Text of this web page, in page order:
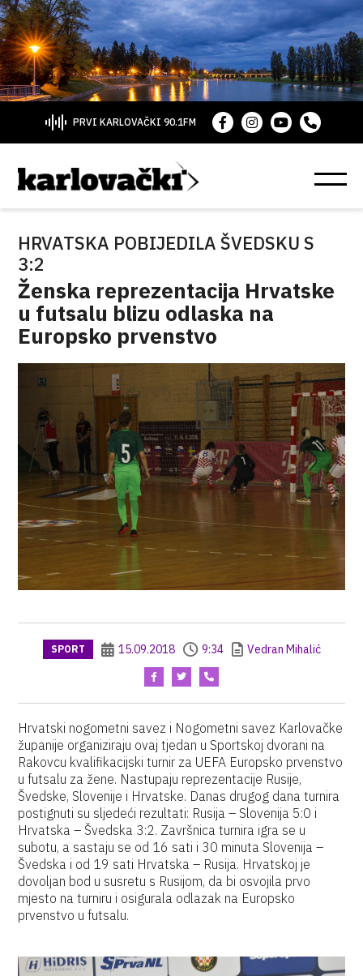
PRVI KARLOVAČKI 90.1FM
HRVATSKA POBIJEDILA ŠVEDSKU S
3:2
Ženska reprezentacija Hrvatske
u futsalu blizu odlaska na
Europsko prvenstvo
SPORT 15.09.2018 9:34 Vedran Mihalić
Hrvatski nogometni savez i Nogometni savez Karlovačke
županije organiziraju ovaj tjedan u Sportskoj dvorani na
Rakovcu kvalifikacijski turnir za UEFA Europsko prvenstvo
u futsalu za žene. Nastupaju reprezentacije Rusije,
Švedske, Slovenije i Hrvatske. Danas drugog dana turnira
postignuti su sljedeći rezultati: Rusija – Slovenija 5:0 i
Hrvatska – Švedska 3:2. Završnica turnira igra se u
subotu, a sastaju se od 16 sati i 30 minuta Slovenija –
Švedska i od 19 sati Hrvatska – Rusija. Hrvatskoj je
dovoljan bod u susretu s Rusijom, da bi osvojila prvo
mjesto na turniru i osigurala odlazak na Europsko
prvenstvo u futsalu.